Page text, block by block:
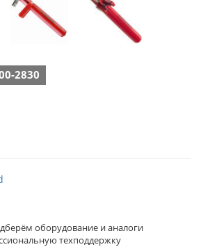
2830
оборудование и аналоги
техподдержку